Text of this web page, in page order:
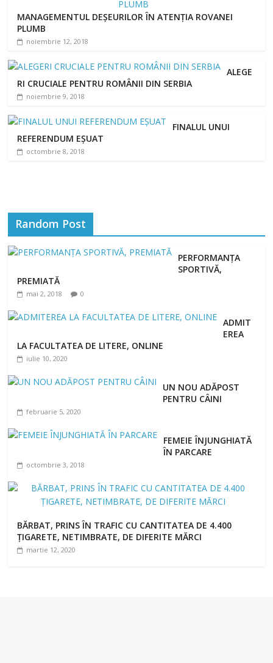
MANAGEMENTUL DEȘEURILOR ÎN ATENȚIA ROVANEI
PLUMB
noiembrie 12, 2018
ALEGE
RI CRUCIALE PENTRU ROMÂNII DIN SERBIA
noiembrie 9, 2018
FINALUL UNUI
REFERENDUM EȘUAT
octombrie 8, 2018
Random Post
PERFORMANȚA
SPORTIVĂ,
PREMIATĂ
mai 2, 2018 0
ADMIT
EREA
LA FACULTATEA DE LITERE, ONLINE
iulie 10, 2020
UN NOU ADĂPOST
PENTRU CÂINI
februarie 5, 2020
FEMEIE ÎNJUNGHIATĂ
ÎN PARCARE
octombrie 3, 2018
BĂRBAT, PRINS ÎN TRAFIC CU CANTITATEA DE 4.400
ȚIGARETE, NETIMBRATE, DE DIFERITE MĂRCI
martie 12, 2020